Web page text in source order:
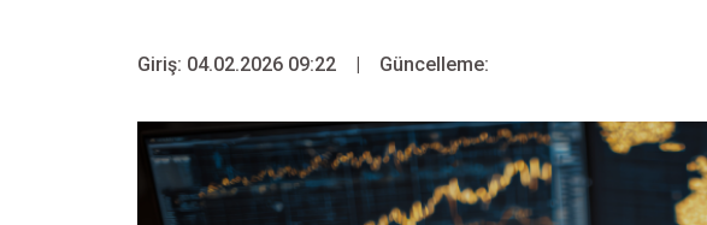
Giriş: 04.02.2026 09:22 | Güncelleme: